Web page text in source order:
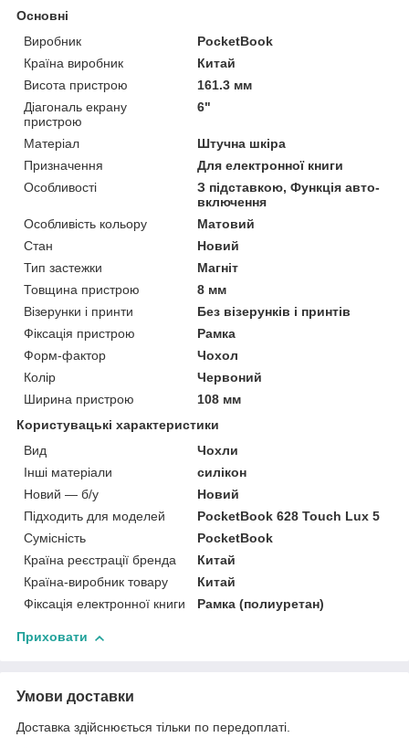
Основні
Виробник
PocketBook
Країна виробник
Китай
Висота пристрою
161.3 мм
Діагональ екрану
пристрою
6"
Матеріал
Штучна шкіра
Призначення
Для електронної книги
Особливості
З підставкою, Функція авто-
включення
Особливість кольору
Матовий
Стан
Новий
Тип застежки
Магніт
Товщина пристрою
8 мм
Візерунки і принти
Без візерунків і принтів
Фіксація пристрою
Рамка
Форм-фактор
Чохол
Колір
Червоний
Ширина пристрою
108 мм
Користувацькі характеристики
Вид
Чохли
Інші матеріали
силікон
Новий — б/у
Новий
Підходить для моделей
PocketBook 628 Touch Lux 5
Сумісність
PocketBook
Країна реєстрації бренда
Китай
Країна-виробник товару
Китай
Фіксація електронної книги
Рамка (полиуретан)
Приховати
Умови доставки
Доставка здійснюється тільки по передоплаті.